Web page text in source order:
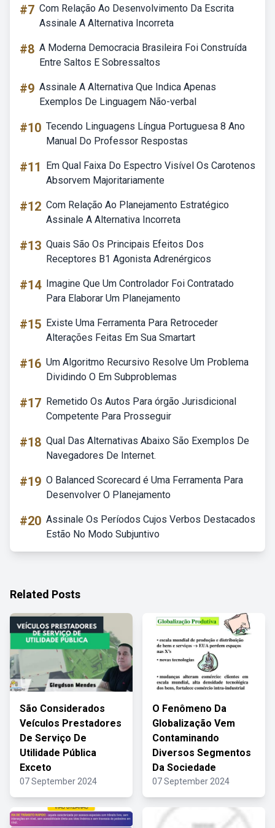
#7 Com Relação Ao Desenvolvimento Da Escrita
Assinale A Alternativa Incorreta
#8 A Moderna Democracia Brasileira Foi Construída
Entre Saltos E Sobressaltos
#9 Assinale A Alternativa Que Indica Apenas
Exemplos De Linguagem Não-verbal
#10 Tecendo Linguagens Língua Portuguesa 8 Ano
Manual Do Professor Respostas
#11
Em Qual Faixa Do Espectro Visível Os Carotenos
Absorvem Majoritariamente
#12 Com Relação Ao Planejamento Estratégico
Assinale A Alternativa Incorreta
#13 Quais São Os Principais Efeitos Dos
Receptores B1 Agonista Adrenérgicos
#14 Imagine Que Um Controlador Foi Contratado
Para Elaborar Um Planejamento
#15 Existe Uma Ferramenta Para Retroceder
Alterações Feitas Em Sua Smartart
#16 Um Algoritmo Recursivo Resolve Um Problema
Dividindo O Em Subproblemas
#17 Remetido Os Autos Para órgão Jurisdicional
Competente Para Prosseguir
#18 Qual Das Alternativas Abaixo São Exemplos De
Navegadores De Internet.
#19 O Balanced Scorecard é Uma Ferramenta Para
Desenvolver O Planejamento
#20 Assinale Os Períodos Cujos Verbos Destacados
Estão No Modo Subjuntivo
Related Posts
São Considerados
Veículos Prestadores
De Serviço De
Utilidade Pública
Exceto
07 September 2024
O Fenômeno Da
Globalização Vem
Contaminando
Diversos Segmentos
Da Sociedade
07 September 2024